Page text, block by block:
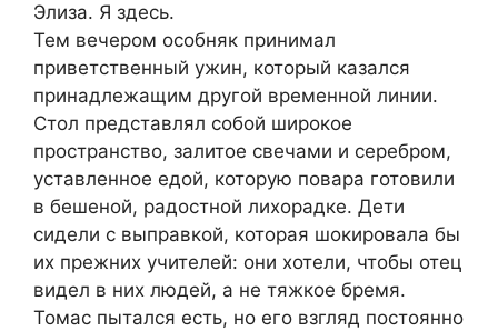
Элиза. Я здесь.
Тем вечером особняк принимал
приветственный ужин, который казался
принадлежащим другой временной линии.
Стол представлял собой широкое
пространство, залитое свечами и серебром,
уставленное едой, которую повара готовили
в бешеной, радостной лихорадке. Дети
сидели с выправкой, которая шокировала бы
их прежних учителей: они хотели, чтобы отец
видел в них людей, а не тяжкое бремя.
Томас пытался есть, но его взгляд постоянно